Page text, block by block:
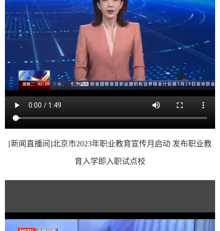
[新闻直播间]北京市2023年职业教育宣传月启动 发布职业教
育入学即入职试点校